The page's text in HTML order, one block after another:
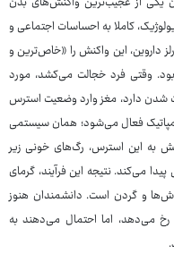
کاملا به احساسات اجتماعی و
داروین، این واکنش را «خاص‌ترین و
وقتی فرد خجالت می‌کشد، مورد
شدن دارد، مغز وارد وضعیت استرس
فعال می‌شود؛ همان سیستمی
به این استرس، رگ‌های خونی زیر
می‌کند. نتیجه این فرآیند، گرمای
و گردن است. دانشمندان هنوز
می‌دهد، اما احتمال می‌دهند به